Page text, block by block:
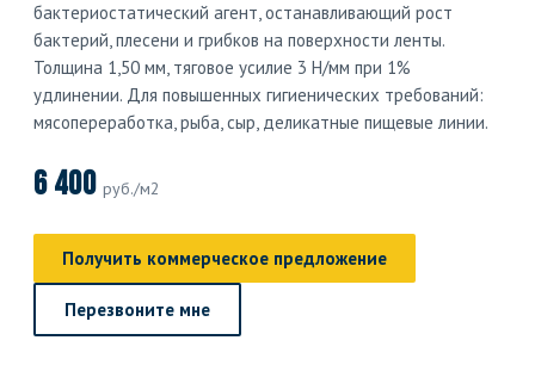
бактериостатический агент, останавливающий рост
бактерий, плесени и грибков на поверхности ленты.
Толщина 1,50 мм, тяговое усилие 3 Н/мм при 1%
удлинении. Для повышенных гигиенических требований:
мясопереработка, рыба, сыр, деликатные пищевые линии.
6 400 руб./м2
Получить коммерческое предложение
Перезвоните мне